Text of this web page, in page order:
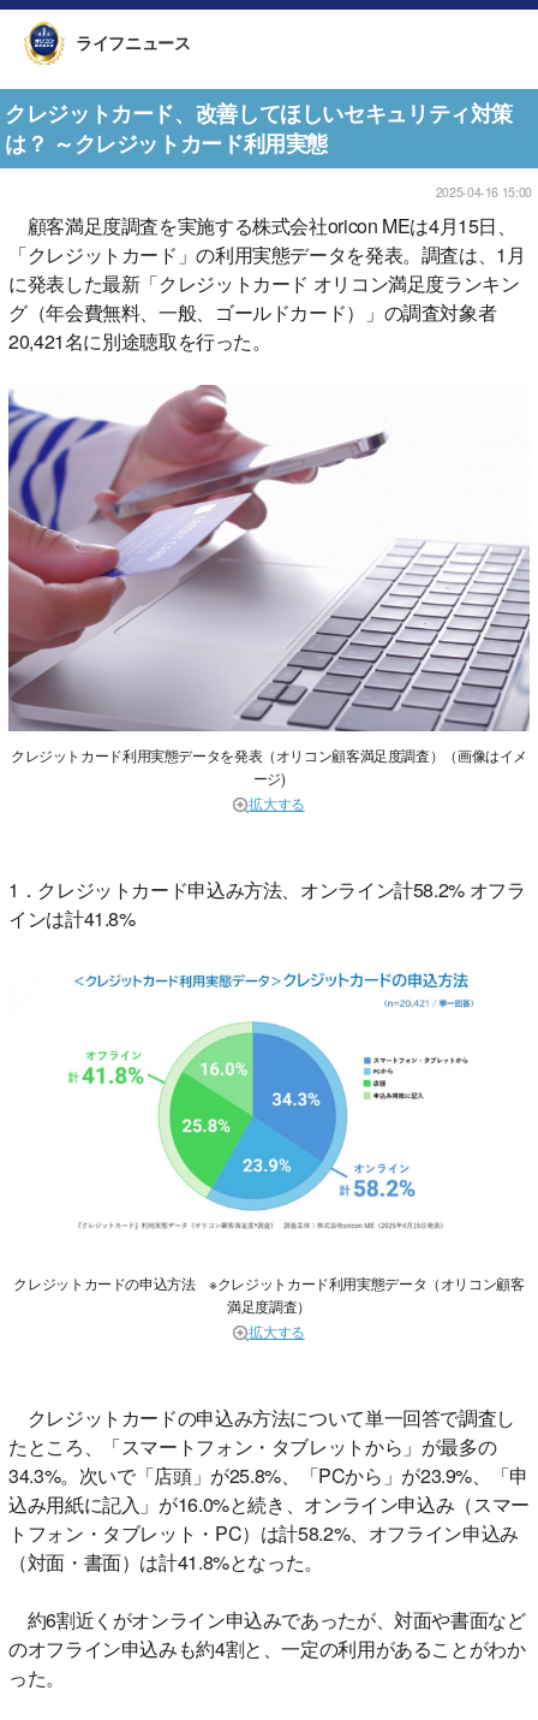
ライフニュース
クレジットカード、改善してほしいセキュリティ対策
は？ ～クレジットカード利用実態
2025-04-16 15:00
顧客満足度調査を実施する株式会社oricon MEは4月15日、
「クレジットカード」の利用実態データを発表。調査は、1月
に発表した最新「クレジットカード オリコン満足度ランキン
グ（年会費無料、一般、ゴールドカード）」の調査対象者
20,421名に別途聴取を行った。
クレジットカード利用実態データを発表（オリコン顧客満足度調査）（画像はイメ
ージ)
拡大する
1．クレジットカード申込み方法、オンライン計58.2% オフラ
インは計41.8%
クレジットカードの申込方法 ※クレジットカード利用実態データ（オリコン顧客
満足度調査）
拡大する
クレジットカードの申込み方法について単一回答で調査し
たところ、「スマートフォン・タブレットから」が最多の
34.3%。次いで「店頭」が25.8%、「PCから」が23.9%、「申
込み用紙に記入」が16.0%と続き、オンライン申込み（スマー
トフォン・タブレット・PC）は計58.2%、オフライン申込み
（対面・書面）は計41.8%となった。
約6割近くがオンライン申込みであったが、対面や書面など
のオフライン申込みも約4割と、一定の利用があることがわか
った。